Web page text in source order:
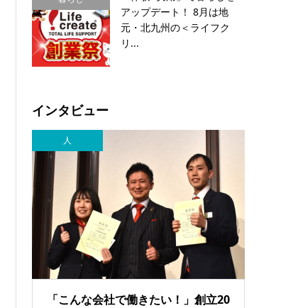
アップデート！ 8月は地
元・北九州の＜ライフク
リ...
インタビュー
人
「こんな会社で働きたい！」創立20